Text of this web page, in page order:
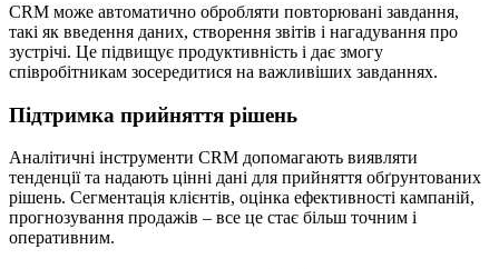
CRM може автоматично обробляти повторювані завдання,
такі як введення даних, створення звітів і нагадування про
зустрічі. Це підвищує продуктивність і дає змогу
співробітникам зосередитися на важливіших завданнях.
Підтримка прийняття рішень
Аналітичні інструменти CRM допомагають виявляти
тенденції та надають цінні дані для прийняття обґрунтованих
рішень. Сегментація клієнтів, оцінка ефективності кампаній,
прогнозування продажів – все це стає більш точним і
оперативним.